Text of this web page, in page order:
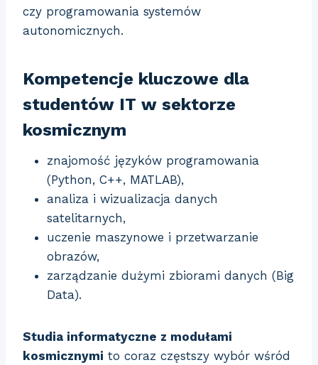
czy programowania systemów
autonomicznych.
Kompetencje kluczowe dla
studentów IT w sektorze
kosmicznym
znajomość języków programowania
(Python, C++, MATLAB),
analiza i wizualizacja danych
satelitarnych,
uczenie maszynowe i przetwarzanie
obrazów,
zarządzanie dużymi zbiorami danych (Big
Data).
Studia informatyczne z modułami
kosmicznymi to coraz częstszy wybór wśród